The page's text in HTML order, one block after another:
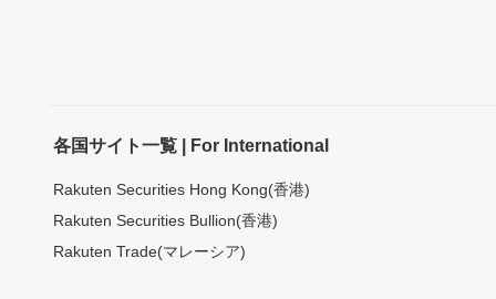
各国サイト一覧 | For International
Rakuten Securities Hong Kong(香港)
Rakuten Securities Bullion(香港)
Rakuten Trade(マレーシア)